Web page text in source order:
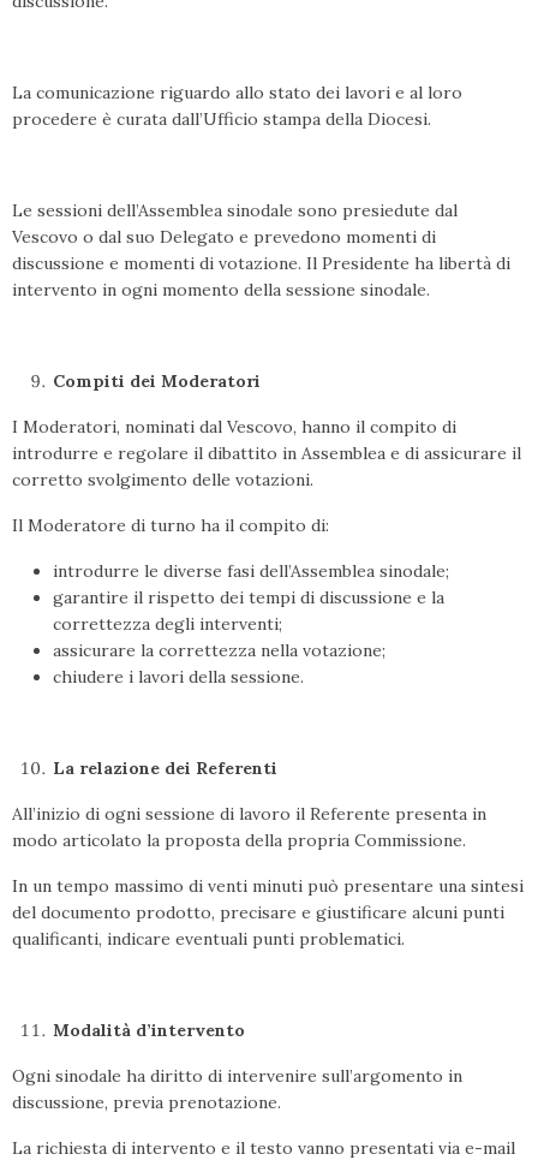
La comunicazione riguardo allo stato dei lavori e al loro
procedere è curata dall’Ufficio stampa della Diocesi.
Le sessioni dell’Assemblea sinodale sono presiedute dal
Vescovo o dal suo Delegato e prevedono momenti di
discussione e momenti di votazione. Il Presidente ha libertà di
intervento in ogni momento della sessione sinodale.
Compiti dei Moderatori
I Moderatori, nominati dal Vescovo, hanno il compito di
introdurre e regolare il dibattito in Assemblea e di assicurare il
corretto svolgimento delle votazioni.
Il Moderatore di turno ha il compito di:
introdurre le diverse fasi dell’Assemblea sinodale;
garantire il rispetto dei tempi di discussione e la
correttezza degli interventi;
assicurare la correttezza nella votazione;
chiudere i lavori della sessione.
La relazione dei Referenti
All’inizio di ogni sessione di lavoro il Referente presenta in
modo articolato la proposta della propria Commissione.
In un tempo massimo di venti minuti può presentare una sintesi
del documento prodotto, precisare e giustificare alcuni punti
qualificanti, indicare eventuali punti problematici.
Modalità d’intervento
Ogni sinodale ha diritto di intervenire sull’argomento in
discussione, previa prenotazione.
La richiesta di intervento e il testo vanno presentati via e-mail